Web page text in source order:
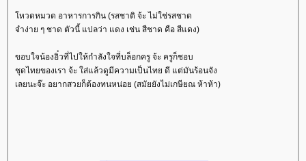
หวดหมวด อาหารการกิน (รสชาติ จ้ะ ไม่ใช่รสชาด
จำง่าย ๆ ชาด ตัวนี้ แปลว่า แดง เช่น สีชาด คือ สีแดง)
ขอบใจน้องอิ๋วที่ไปให้กำลังใจที่บล็อกครู จ้ะ ครูก็ชอบ
ชุดไทยของเรา จ้ะ ใส่แล้วดูมีความเป็นไทย ดี แต่มันร้อนจัง
เลยนะจ๊ะ อยากสวยก็ต้องทนหน่อย (สมัยยังไม่เกษียณ ห้าห้า)